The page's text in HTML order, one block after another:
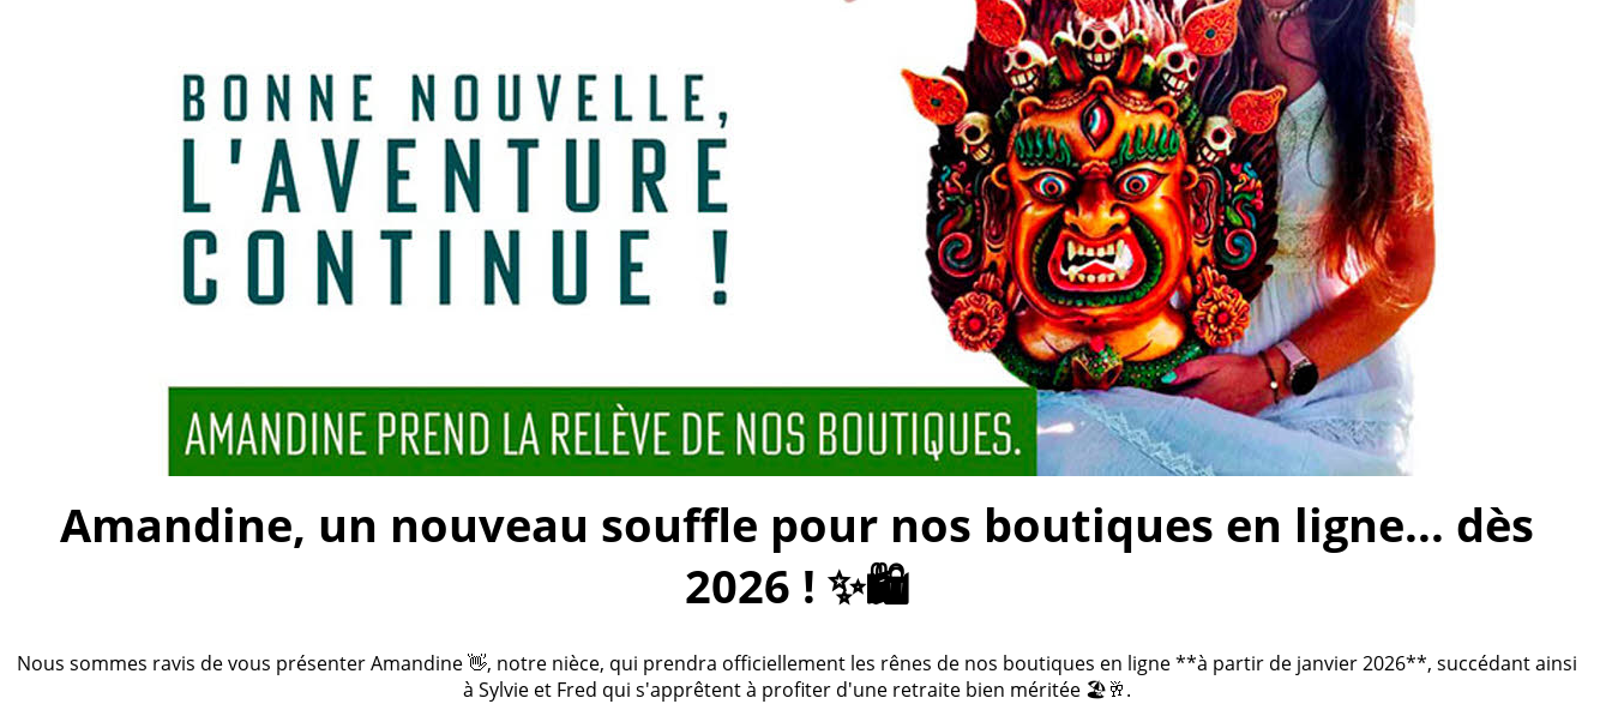
Amandine, un nouveau souffle pour nos boutiques en ligne... dès
2026 ! ✨🛍️
Nous sommes ravis de vous présenter Amandine 👋, notre nièce, qui prendra officiellement les rênes de nos boutiques en ligne **à partir de janvier 2026**, succédant ainsi
à Sylvie et Fred qui s'apprêtent à profiter d'une retraite bien méritée 🏖️🥂.